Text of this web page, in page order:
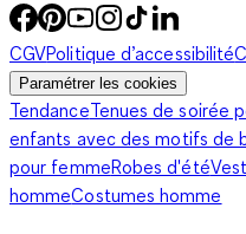
CGVPolitique d’accessibilité
Paramétrer les cookies
TendanceTenues de soirée
enfants avec des motifs de
pour femmeRobes d'été
hommeCostumes homme